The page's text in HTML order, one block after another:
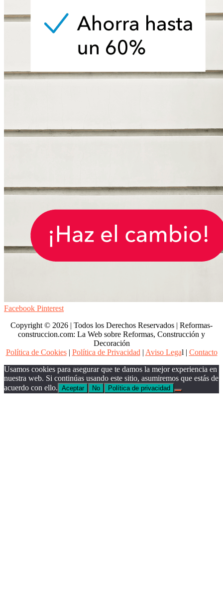
Facebook Pinterest
Copyright © 2026 | Todos los Derechos Reservados | Reformas-
construccion.com: La Web sobre Reformas, Construcción y
Decoración
Política de Cookies| Política de Privacidad | Aviso Legal | Contacto
Usamos cookies para asegurar que te damos la mejor experiencia en
nuestra web. Si continúas usando este sitio, asumiremos que estás de
acuerdo con ello. Aceptar No Política de privacidad